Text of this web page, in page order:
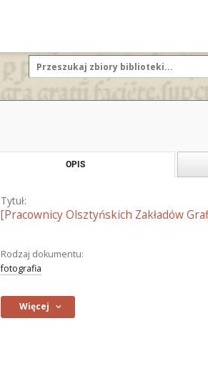
OPIS
Tytuł:
[Pracownicy Olsztyńskich Zakładów
Rodzaj dokumentu:
fotografia
Więcej